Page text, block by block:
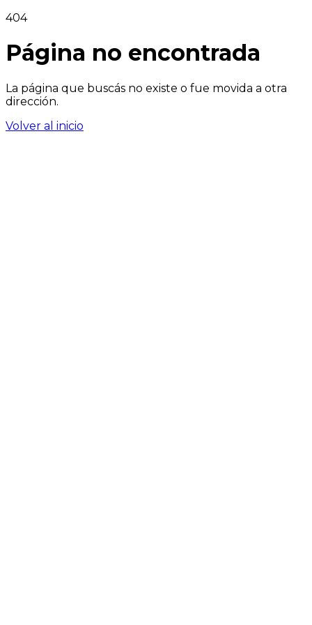
404
Página no encontrada
La página que buscás no existe o fue movida a otra
dirección.
Volver al inicio